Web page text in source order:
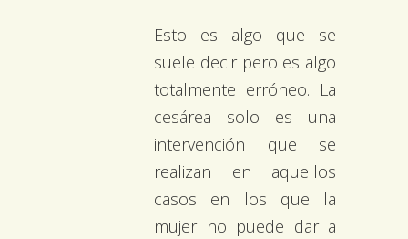
Esto es algo que se
suele decir pero es algo
totalmente erróneo. La
cesárea solo es una
intervención que se
realizan en aquellos
casos en los que la
mujer no puede dar a